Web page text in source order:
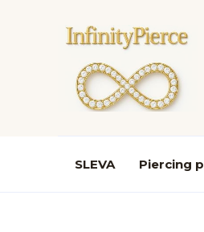
SLEVA Piercing